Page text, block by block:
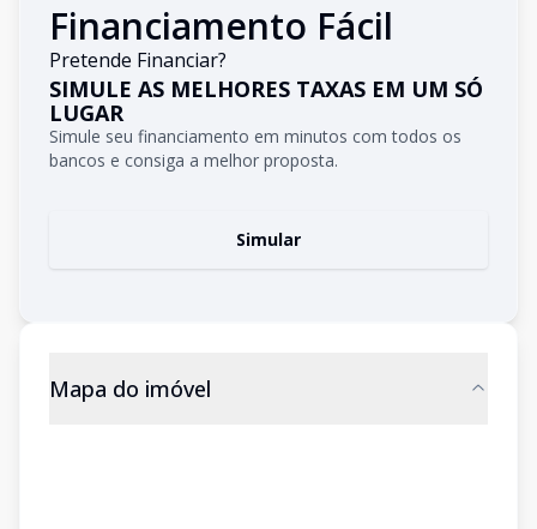
Financiamento Fácil
Pretende Financiar?
SIMULE AS MELHORES TAXAS EM UM SÓ
LUGAR
Simule seu financiamento em minutos com todos os
bancos e consiga a melhor proposta.
Simular
Mapa do imóvel